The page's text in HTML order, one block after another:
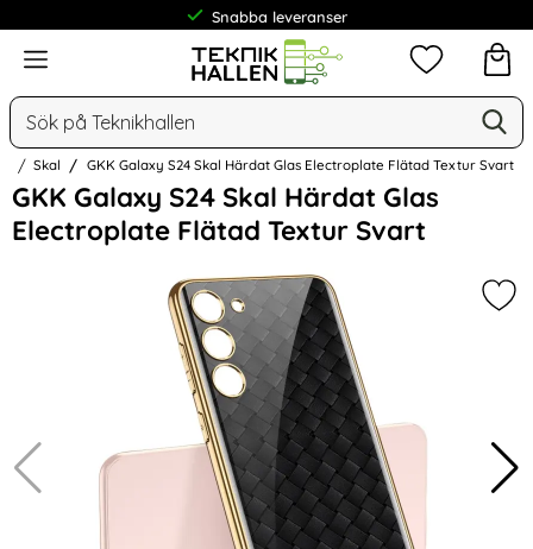
Snabba leveranser
Frakt från 19 kr
Meny
Sök
Mina
Skal GKK Galaxy S24 Skal Härdat Glas Electroplate Flätad Textur Svart
GKK Galaxy S24 Skal Härdat Glas
Electroplate Flätad Textur Svart
Hoppa
över
Bilder